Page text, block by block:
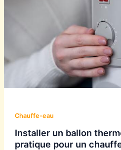
Chauffe-eau
Installer un ballon
pratique pour un